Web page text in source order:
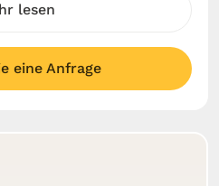
lesen
eine Anfrage